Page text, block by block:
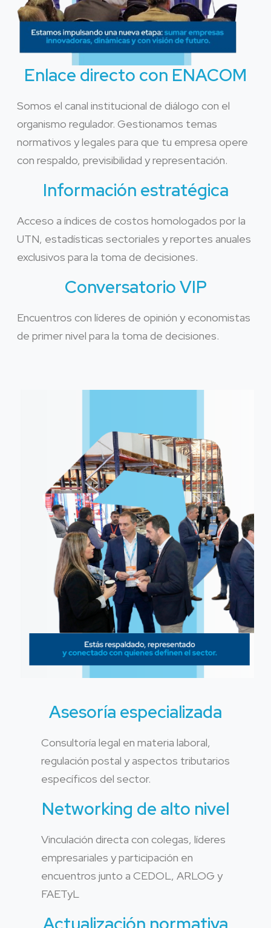
Enlace directo con ENACOM
Somos el canal institucional de diálogo con el
organismo regulador. Gestionamos temas
normativos y legales para que tu empresa opere
con respaldo, previsibilidad y representación.
Información estratégica
Acceso a índices de costos homologados por la
UTN, estadísticas sectoriales y reportes anuales
exclusivos para la toma de decisiones.
Conversatorio VIP
Encuentros con líderes de opinión y economistas
de primer nivel para la toma de decisiones.
Asesoría especializada
Consultoría legal en materia laboral,
regulación postal y aspectos tributarios
específicos del sector.
Networking de alto nivel
Vinculación directa con colegas, líderes
empresariales y participación en
encuentros junto a CEDOL, ARLOG y
FAETyL